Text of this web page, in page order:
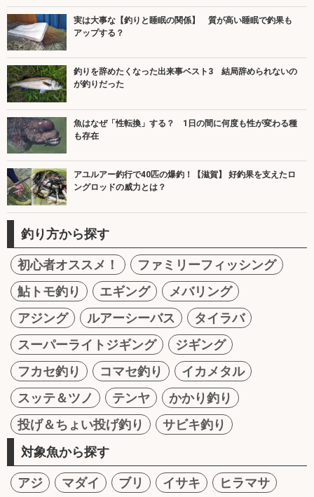
実は大事な【釣りと睡眠の関係】 質が高い睡眠で釣果も
アップする？
釣りを辞めたくなった出来事ベスト3 結局辞められないの
が釣りだった
魚はなぜ「性転換」する？ 1日の間に何度も性が変わる種
も存在
アユルアー釣行で40匹の爆釣！【滋賀】 好釣果を支えたロ
ングロッドの威力とは？
釣り方から探す
初心者オススメ！
ファミリーフィッシング
鮎トモ釣り
エギング
メバリング
アジング
ルアーシーバス
タイラバ
スーパーライトジギング
ジギング
フカセ釣り
コマセ釣り
イカメタル
スッテ＆ツノ
テンヤ
かかり釣り
投げ＆ちょい投げ釣り
サビキ釣り
対象魚から探す
アジ マダイ ブリ イサキ
ヒラマサ